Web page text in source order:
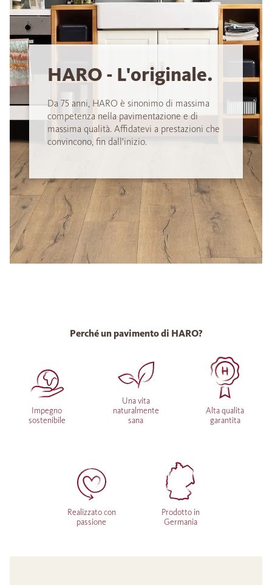
HARO - L'originale.
Da 75 anni, HARO è sinonimo di massima
competenza nella pavimentazione e di
massima qualità. Affidatevi a prestazioni che
convincono, fin dall'inizio.
Perché un pavimento di HARO?
Impegno
sostenibile
Una vita
naturalmente
sana
Alta qualità
garantita
Realizzato con
passione
Prodotto in
Germania